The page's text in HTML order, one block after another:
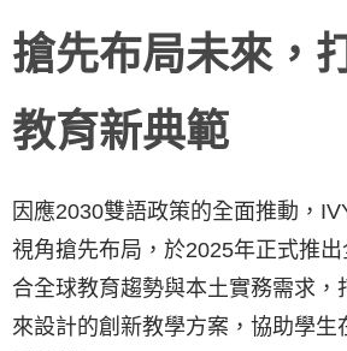
搶先布局未來，
教育新典範
因應2030雙語政策的全面推動，
視角搶先布局，於2025年正式推
合全球教育趨勢與本土實務需求，
來設計的創新教學方案，協助學生